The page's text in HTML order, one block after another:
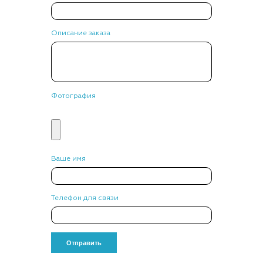
Описание заказа
Фотография
Ваше имя
Телефон для связи